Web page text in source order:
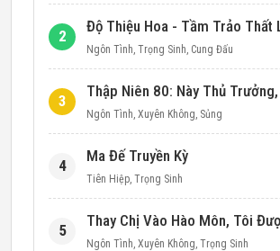
2
Ngôn Tình, Trọng Sinh, Cung Đấu
3
Ngôn Tình, Xuyên Không, Sủng
4
Ma Đế Truyền Kỳ
Tiên Hiệp, Trọng Sinh
5
Ngôn Tình, Xuyên Không, Trọng Sinh